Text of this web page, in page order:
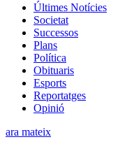
Últimes Notícies
Societat
Successos
Plans
Política
Obituaris
Esports
Reportatges
Opinió
ara mateix